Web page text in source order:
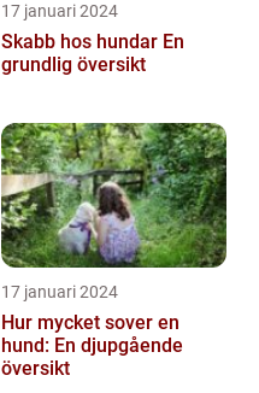
17 januari 2024
Skabb hos hundar En
grundlig översikt
17 januari 2024
Hur mycket sover en
hund: En djupgående
översikt